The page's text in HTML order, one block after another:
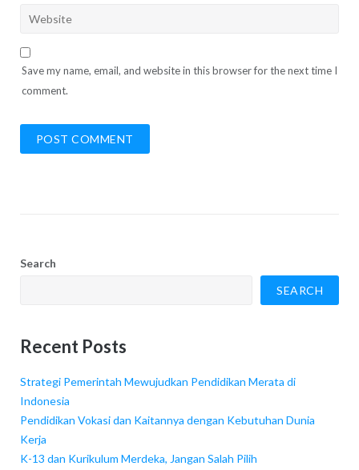
Save my name, email, and website in this browser for the next time I
comment.
Search
SEARCH
Recent Posts
Strategi Pemerintah Mewujudkan Pendidikan Merata di
Indonesia
Pendidikan Vokasi dan Kaitannya dengan Kebutuhan Dunia
Kerja
K-13 dan Kurikulum Merdeka, Jangan Salah Pilih